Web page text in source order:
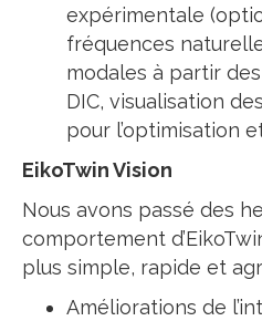
expérimentale
fréquences
modales à partir
DIC, visualisation
pour l’optimisation
EikoTwin Vision
Nous avons passé des
comportement
plus simple, rapide et
Améliorations de